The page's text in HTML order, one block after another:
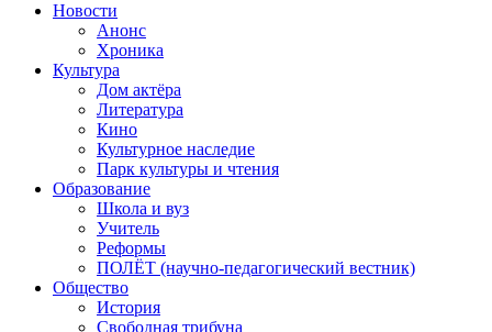
Новости
Анонс
Хроника
Культура
Дом актёра
Литература
Кино
Культурное наследие
Парк культуры и чтения
Образование
Школа и вуз
Учитель
Реформы
ПОЛЁТ (научно-педагогический вестник)
Общество
История
Свободная трибуна